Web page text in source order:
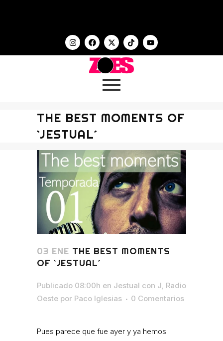
THE BEST MOMENTS OF
`JESTUAL´
03 ENE THE BEST MOMENTS
OF `JESTUAL´
Publicado 08:00h en Jestual con J, Radio
Oeste por Paco Iglesias 0 Comentarios
Pues parece que fue ayer y ya hemos